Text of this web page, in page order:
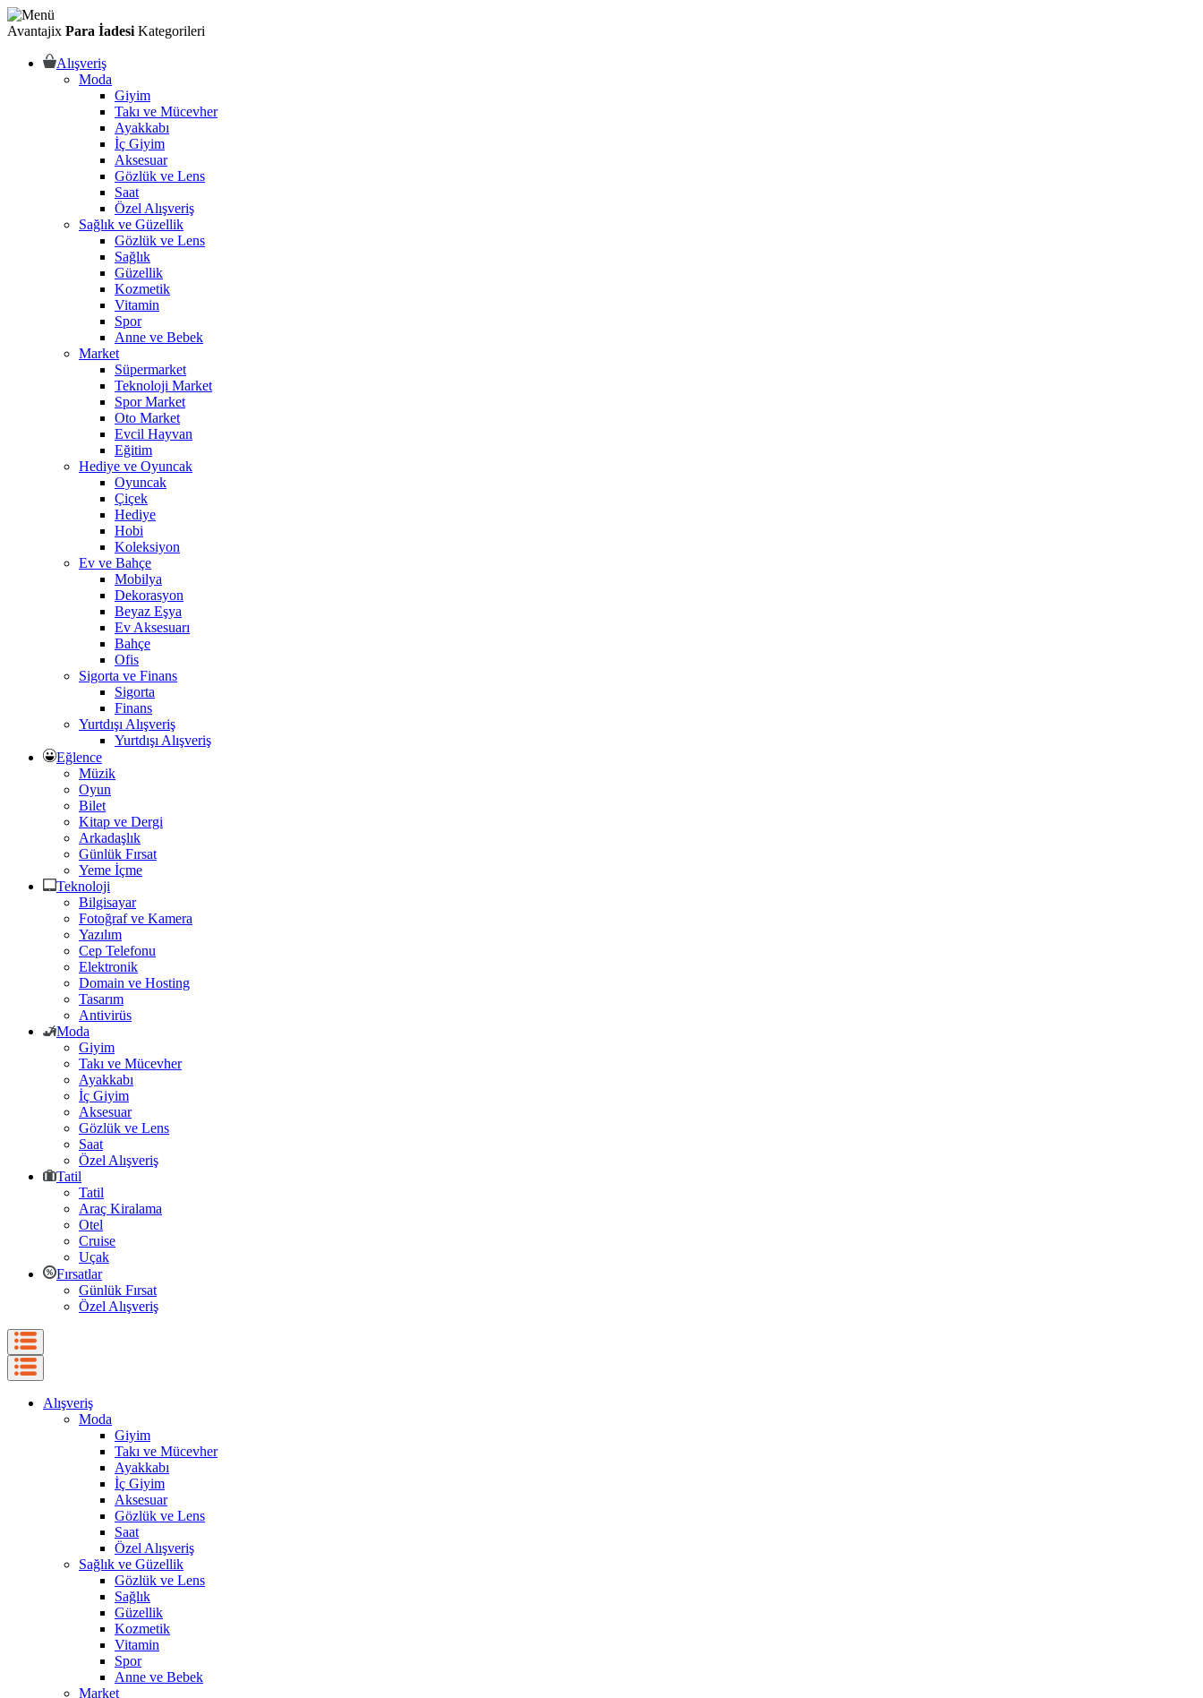
Avantajix Para İadesi Kategorileri
Alışveriş
Moda
Giyim
Takı ve Mücevher
Ayakkabı
İç Giyim
Aksesuar
Gözlük ve Lens
Saat
Özel Alışveriş
Sağlık ve Güzellik
Gözlük ve Lens
Sağlık
Güzellik
Kozmetik
Vitamin
Spor
Anne ve Bebek
Market
Süpermarket
Teknoloji Market
Spor Market
Oto Market
Evcil Hayvan
Eğitim
Hediye ve Oyuncak
Oyuncak
Çiçek
Hediye
Hobi
Koleksiyon
Ev ve Bahçe
Mobilya
Dekorasyon
Beyaz Eşya
Ev Aksesuarı
Bahçe
Ofis
Sigorta ve Finans
Sigorta
Finans
Yurtdışı Alışveriş
Yurtdışı Alışveriş
Eğlence
Müzik
Oyun
Bilet
Kitap ve Dergi
Arkadaşlık
Günlük Fırsat
Yeme İçme
Teknoloji
Bilgisayar
Fotoğraf ve Kamera
Yazılım
Cep Telefonu
Elektronik
Domain ve Hosting
Tasarım
Antivirüs
Moda
Giyim
Takı ve Mücevher
Ayakkabı
İç Giyim
Aksesuar
Gözlük ve Lens
Saat
Özel Alışveriş
Tatil
Tatil
Araç Kiralama
Otel
Cruise
Uçak
Fırsatlar
Günlük Fırsat
Özel Alışveriş
Alışveriş
Moda
Giyim
Takı ve Mücevher
Ayakkabı
İç Giyim
Aksesuar
Gözlük ve Lens
Saat
Özel Alışveriş
Sağlık ve Güzellik
Gözlük ve Lens
Sağlık
Güzellik
Kozmetik
Vitamin
Spor
Anne ve Bebek
Market